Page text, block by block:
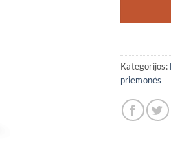
Kategorijos:
priemonės